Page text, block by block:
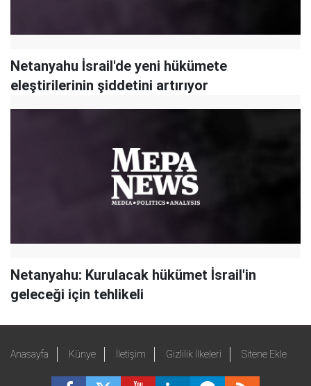
Netanyahu İsrail'de yeni hükümete
eleştirilerinin şiddetini artırıyor
Netanyahu: Kurulacak hükümet İsrail'in
geleceği için tehlikeli
Anasayfa Künye İletişim Gizlilik İlkeleri Sitene Ekle